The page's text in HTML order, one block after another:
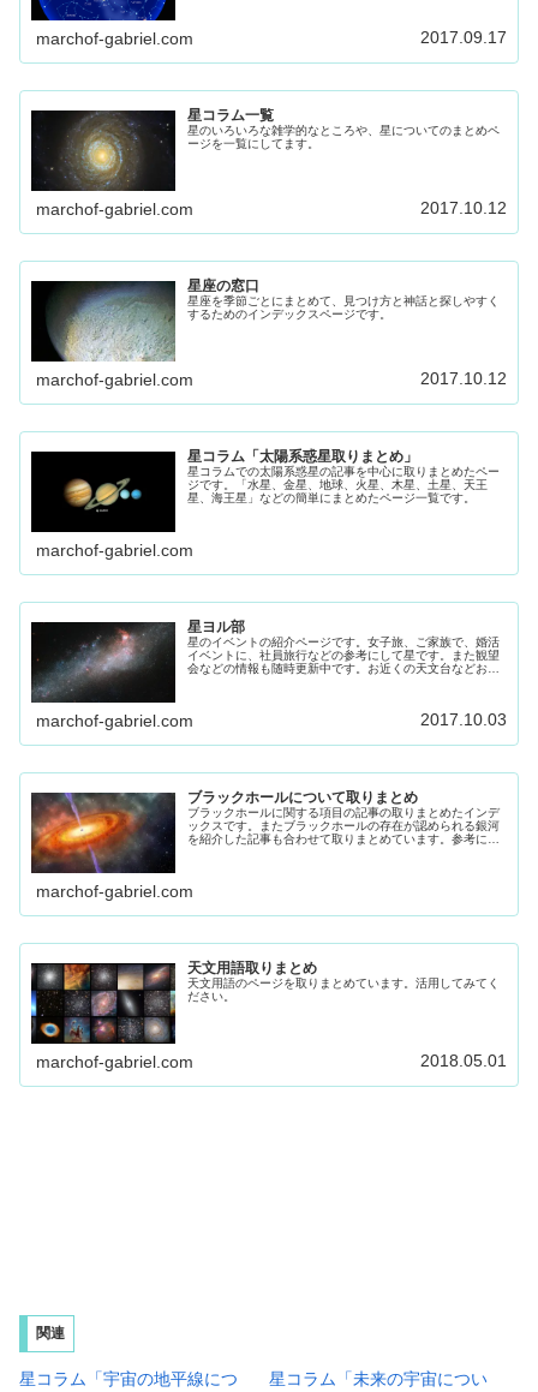
marchof-gabriel.com 2017.09.17
星コラム一覧
星のいろいろな雑学的なところや、星についてのまとめペ
ージを一覧にしてます。
marchof-gabriel.com 2017.10.12
星座の窓口
星座を季節ごとにまとめて、見つけ方と神話と探しやすく
するためのインデックスページです。
marchof-gabriel.com 2017.10.12
星コラム「太陽系惑星取りまとめ」
星コラムでの太陽系惑星の記事を中心に取りまとめたペー
ジです。「水星、金星、地球、火星、木星、土星、天王
星、海王星」などの簡単にまとめたページ一覧です。
marchof-gabriel.com
星ヨル部
星のイベントの紹介ページです。女子旅、ご家族で、婚活
イベントに、社員旅行などの参考にして星です。また観望
会などの情報も随時更新中です。お近くの天文台などお出
marchof-gabriel.com 2017.10.03
ブラックホールについて取りまとめ
ブラックホールに関する項目の記事の取りまとめたインデ
ックスです。またブラックホールの存在が認められる銀河
を紹介した記事も合わせて取りまとめています。参考にし
marchof-gabriel.com
天文用語取りまとめ
天文用語のページを取りまとめています。活用してみてく
ださい。
marchof-gabriel.com 2018.05.01
関連
星コラム「宇宙の地平線につ
星コラム「未来の宇宙につい